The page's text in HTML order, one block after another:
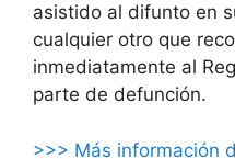
asistido al difunto en
cualquier otro que
inmediatamente al
parte de defunción.
>>> Más información